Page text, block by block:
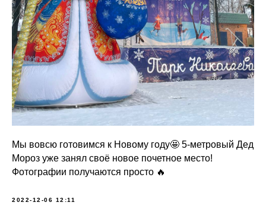
Мы вовсю готовимся к Новому году🤩 5-метровый Дед
Мороз уже занял своё новое почетное место!
Фотографии получаются просто 🔥
2022-12-06 12:11